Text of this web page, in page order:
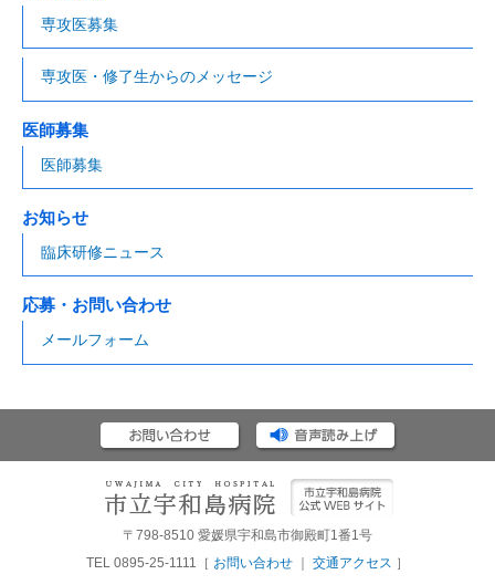
専攻医募集
専攻医・修了生からのメッセージ
医師募集
医師募集
お知らせ
臨床研修ニュース
応募・お問い合わせ
メールフォーム
〒798-8510 愛媛県宇和島市御殿町1番1号
TEL 0895-25-1111［ お問い合わせ ｜ 交通アクセス ］